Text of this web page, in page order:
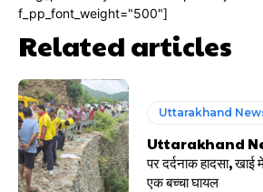
f_pp_font_weight="500"]
Related articles
Uttarakhand
Uttarakhand
पर दर्दनाक हादसा, खाई
एक बच्चा घायल